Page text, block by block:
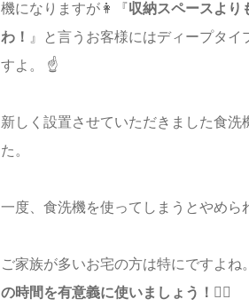
機になりますが👩『収納スペースより
わ！ 』と言うお客様にはディープタ
すよ。 ☝️
新しく設置させていただきました食
た。
一度、食洗機を使ってしまうとやめ
ご家族が多いお宅の方は特にですよ
の時間を有意義に使いましょう！🙆‍♀️